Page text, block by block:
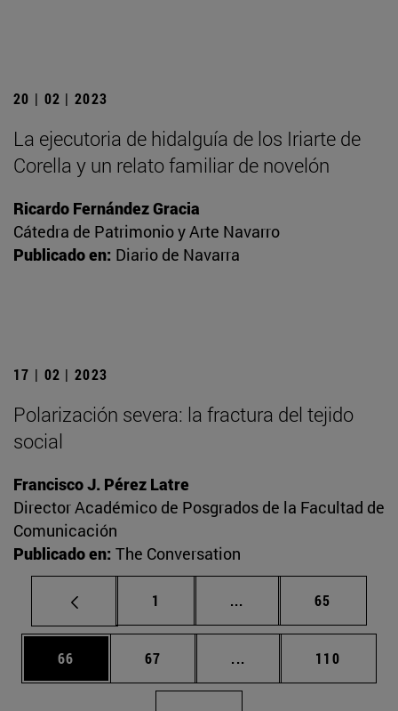
20 | 02 | 2023
La ejecutoria de hidalguía de los Iriarte de
Corella y un relato familiar de novelón
Ricardo Fernández Gracia
Cátedra de Patrimonio y Arte Navarro
Publicado en: Diario de Navarra
17 | 02 | 2023
Polarización severa: la fractura del tejido
social
Francisco J. Pérez Latre
Director Académico de Posgrados de la Facultad de
Comunicación
Publicado en: The Conversation
Página
1 ... Páginas intermedias
Página
65
Página
66 Página
67 ... Páginas intermedias
Página
110